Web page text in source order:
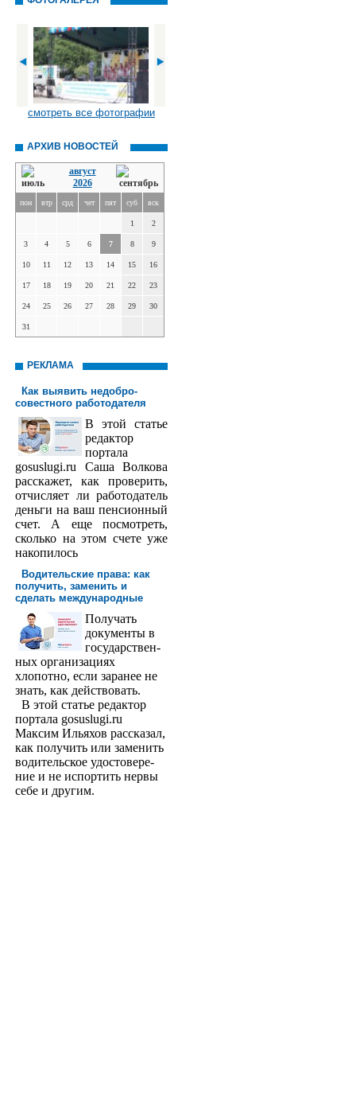
смотреть все фотографии
АРХИВ НОВОСТЕЙ
август
2026
пон втр срд чет пят суб вск
1 2
3 4 5 6 7 8 9
10 11 12 13 14 15 16
17 18 19 20 21 22 23
24 25 26 27 28 29 30
31
РЕКЛАМА
Как выявить недобро­
совестного работодателя
В этой статье
редактор
порта­ла
gosuslugi.ru Саша Волкова
расскажет, как проверить,
отчисляет ли работодатель
деньги на ваш пенсионный
счет. А еще посмотреть,
сколько на этом счете уже
накопилось
Водительские права: как
получить, заменить и
сделать международ­ные
Получать
доку­менты в
государствен­
ных организациях
хлопотно, если заранее не
знать, как действовать.
В этой статье редактор
портала gosuslugi.ru
Максим Ильяхов рассказал,
как получить или заменить
водительское удостовере­
ние и не испортить нервы
себе и другим.